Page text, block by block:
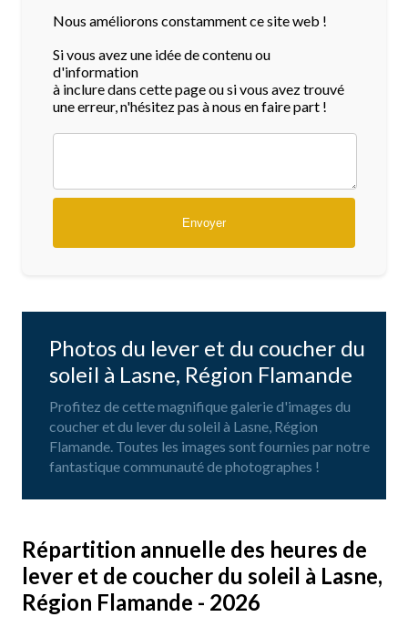
Nous améliorons constamment ce site web !
Si vous avez une idée de contenu ou
d'information
à inclure dans cette page ou si vous avez trouvé
une erreur, n'hésitez pas à nous en faire part !
Photos du lever et du coucher du
soleil à Lasne, Région Flamande
Profitez de cette magnifique galerie d'images du
coucher et du lever du soleil à Lasne, Région
Flamande. Toutes les images sont fournies par notre
fantastique communauté de photographes !
Répartition annuelle des heures de
lever et de coucher du soleil à Lasne,
Région Flamande - 2026